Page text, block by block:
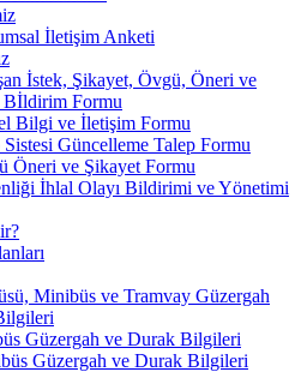
İletişim Anketi
İstek, Şikayet, Övgü, Öneri ve
Bİldirim Formu
Bilgi ve İletişim Formu
Sistesi Güncelleme Talep Formu
Öneri ve Şikayet Formu
İhlal Olayı Bildirimi ve Yönetimi
Minibüs ve Tramvay Güzergah
Güzergah ve Durak Bilgileri
Güzergah ve Durak Bilgileri